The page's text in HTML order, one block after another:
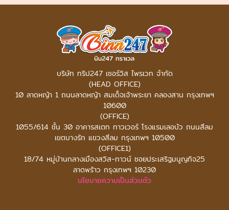
บริษัท ทริป247 เซอร์วิส ไพรเวท จำกัด
(HEAD OFFICE)
10 ลาดหญ้า 1 ถนนลาดหญ้า สมเด็จเจ้าพระยา คลองสาน กรุงเทพฯ
10600
(OFFICE)
1055/614 ชั้น 30 อาคารสเตท ทาวเวอร์ โรงแรมเลอบัว ถนนสีลม
เขตบางรัก แขวงสีลม กรุงเทพฯ 10500
(OFFICE1)
18/74 หมู่บ้านกลางเมืองสวิส-ทาวน์ ซอยประเสริฐมนูญกิจ25
ลาดพร้าว กรุงเทพฯ 10230
นโยบายความเป็นส่วนตัว